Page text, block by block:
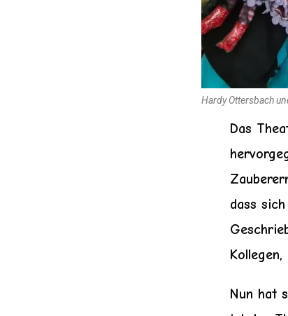
Hardy Ottersbach
Das
dass
Nun hat